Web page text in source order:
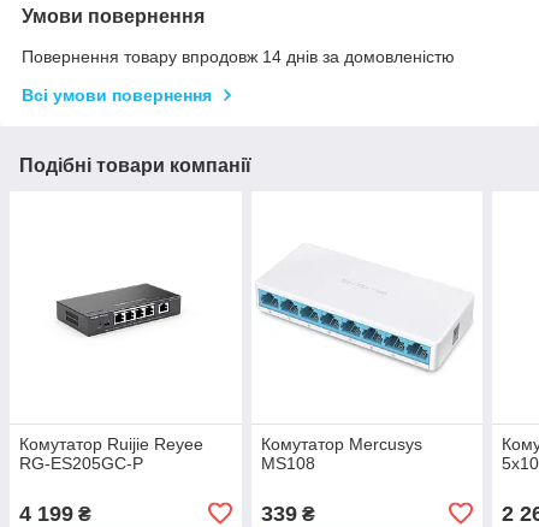
Умови повернення
Повернення товару впродовж 14 днів за домовленістю
Всі умови повернення
Подібні товари компанії
Комутатор Ruijie Reyee
RG-ES205GC-P
4 199 ₴
Комутатор Mercusys
MS108
339₴ 2